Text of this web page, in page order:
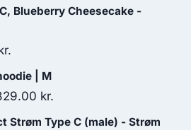
Blueberry Cheesecake -
price
is:
| M
kr.
price
Strøm Type C (male) - Strøm